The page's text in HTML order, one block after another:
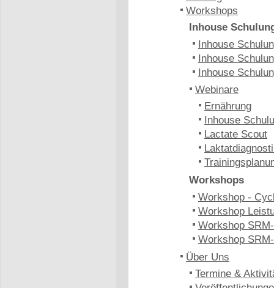
Workshops
Inhouse
Inhouse
Inhouse
Inhouse
Webinare
Ernährung
Inhouse
Lactate Scout
Workshops
Workshop -
Workshop
Workshop
Workshop
Über Uns
Termine &